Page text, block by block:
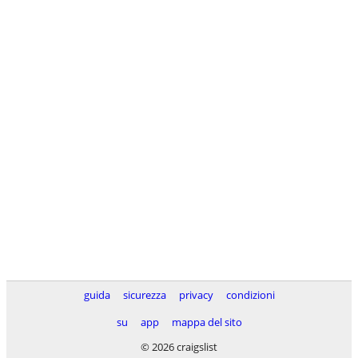
guida sicurezza privacy
condizioni
su
app
mappa del sito
© 2026 craigslist